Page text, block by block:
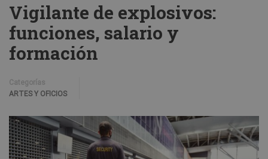
Vigilante de explosivos:
funciones, salario y
formación
Categorías
ARTES Y OFICIOS